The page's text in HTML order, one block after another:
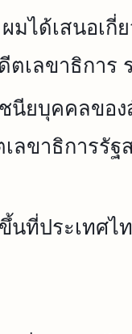
ได้เสนอเกี่
ตเลขาธิกา
นียบุคคลขอ
ลขาธิการรัฐ
นที่ประเทศ